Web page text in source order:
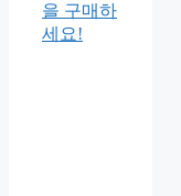
을 구매하
세요!